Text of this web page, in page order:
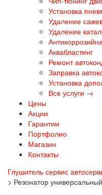
Установка
Удаление
Удаление
Аквабластинг
Ремонт
Заправка
Установка
Все услуги →
Цены
Акции
Гарантии
Портфолио
Магазин
Контакты
Глушитель сервис
> Резонатор